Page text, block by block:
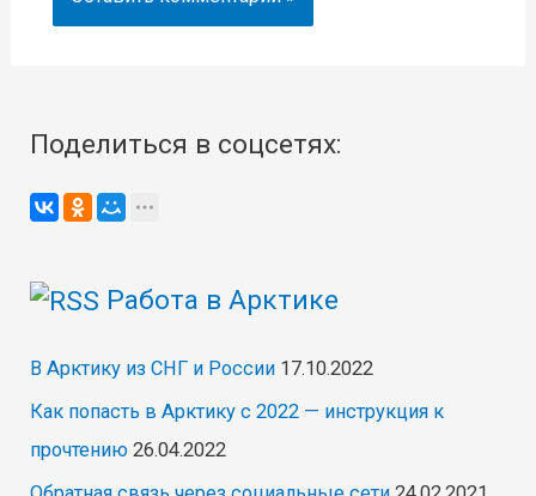
Поделиться в соцсетях:
Работа в Арктике
В Арктику из СНГ и России 17.10.2022
Как попасть в Арктику с 2022 — инструкция к
прочтению 26.04.2022